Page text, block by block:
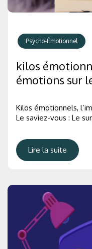
Psycho-Émotionnel
kilos
émotions sur
Kilos émotionnels,
Le saviez-vous : Le
Lire la suite